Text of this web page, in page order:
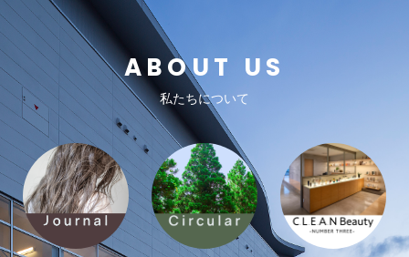
ABOUT US
私たちについて